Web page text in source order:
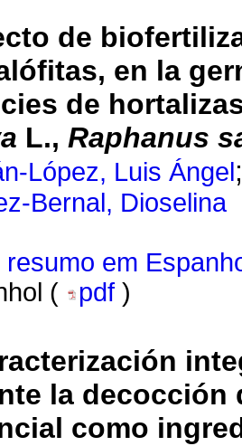
de
en la
de
L., Raphanus
López, Luis Ángel
Bernal, Dioselina
resumo em
(
pdf )
la decocción
como